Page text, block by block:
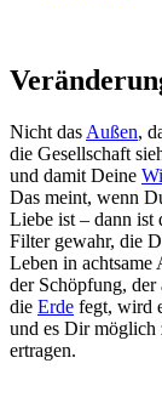
Nicht das Außen,
die Gesellschaft
und damit Deine
Das meint, wenn
Liebe ist – dann
Filter gewahr, die
Leben in achtsame
der Schöpfung,
die Erde fegt, wird
und es Dir möglich
ertragen.